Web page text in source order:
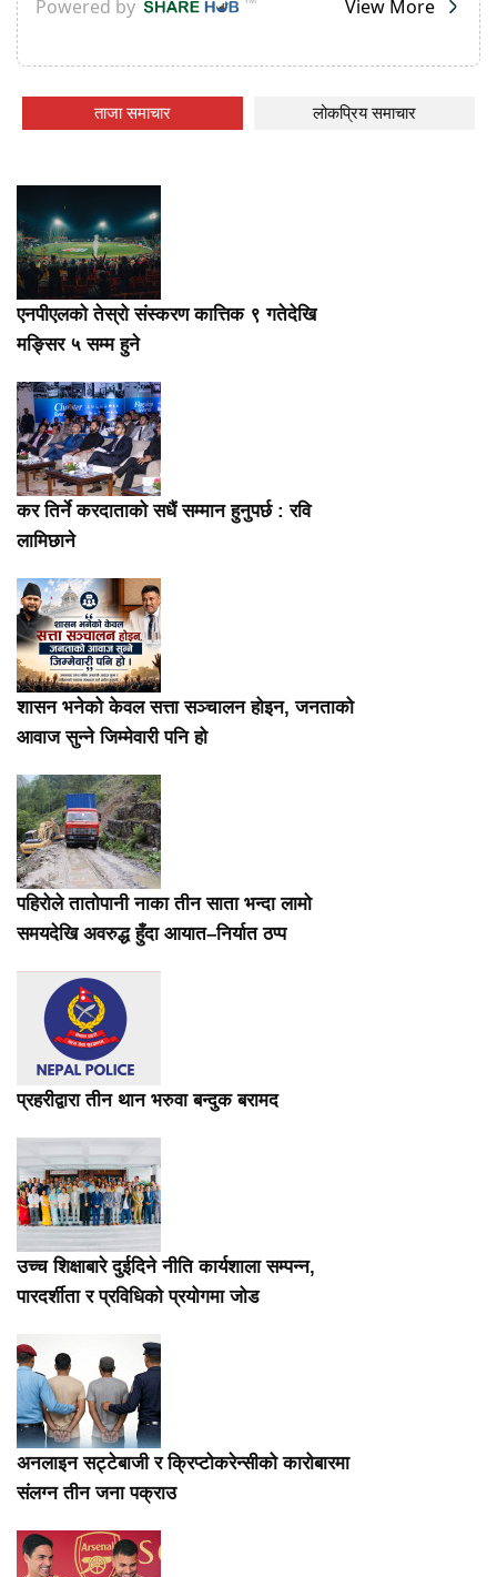
ताजा समाचार लोकप्रिय समाचार
एनपीएलको तेस्रो संस्करण कात्तिक ९ गतेदेखि
मङ्सिर ५ सम्म हुने
कर तिर्ने करदाताको सधैं सम्मान हुनुपर्छ : रवि
लामिछाने
शासन भनेको केवल सत्ता सञ्चालन होइन, जनताको
आवाज सुन्ने जिम्मेवारी पनि हो
पहिरोले तातोपानी नाका तीन साता भन्दा लामो
समयदेखि अवरुद्ध हुँदा आयात–निर्यात ठप्प
प्रहरीद्वारा तीन थान भरुवा बन्दुक बरामद
उच्च शिक्षाबारे दुईदिने नीति कार्यशाला सम्पन्न,
पारदर्शीता र प्रविधिको प्रयोगमा जोड
अनलाइन सट्टेबाजी र क्रिप्टोकरेन्सीको कारोबारमा
संलग्न तीन जना पक्राउ